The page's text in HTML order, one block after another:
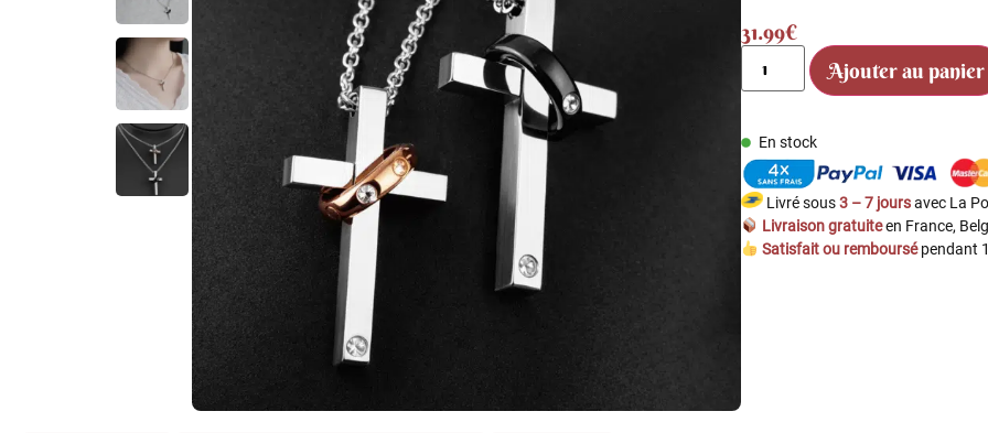
31.99€
Ajouter au panier
En stock
Livré sous3 – 7 joursavec La
Livraison gratuiteen France,
Satisfait ou remboursépendant